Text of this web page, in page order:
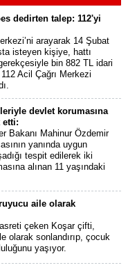
dedirten talep: 112'yi
arayarak 14 Şubat
isteyen kişiye, hattı
bin 882 TL idari
Acil Çağrı Merkezi
devlet korumasına
etti:
Bakanı Mahinur Özdemir
yanında uygun
tespit edilerek iki
alınan 11 yaşındaki
aile olarak
çeken Koşar çifti,
olarak sonlandırıp, çocuk
yaşıyor.